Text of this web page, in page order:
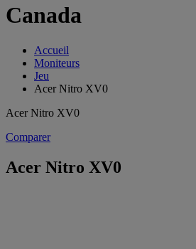
Canada
Accueil
Moniteurs
Jeu
Acer Nitro XV0
Acer Nitro XV0
Comparer
Acer Nitro XV0